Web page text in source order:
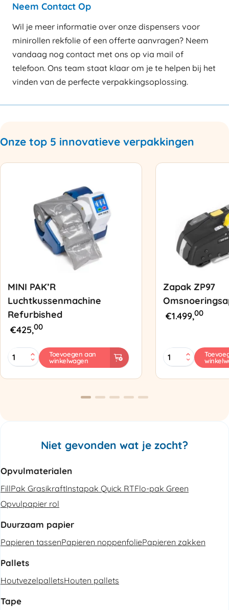
Neem Contact Op
Wil je meer informatie over onze dispensers voor
minirollen rekfolie of een offerte aanvragen? Neem
vandaag nog contact met ons op via mail of
telefoon. Ons team staat klaar om je te helpen bij het
vinden van de perfecte verpakkingsoplossing.
Onze top 5 innovatieve verpakkingen
MINI PAK’R
Luchtkussenmachine
Refurbished
€425,00
MINI
PAK'R
Refurbished
Toevoegen aan
winkelwagen
Zapak ZP97
€1.499,00
Zapak
ZP97
aantal
Niet gevonden wat je zocht?
Opvulmaterialen
FillPak GrasikraftInstapak Quick RTFlo-pak Green
Opvulpapier rol
Duurzaam papier
Papieren tassenPapieren noppenfoliePapieren zakken
Pallets
HoutvezelpalletsHouten pallets
Tape